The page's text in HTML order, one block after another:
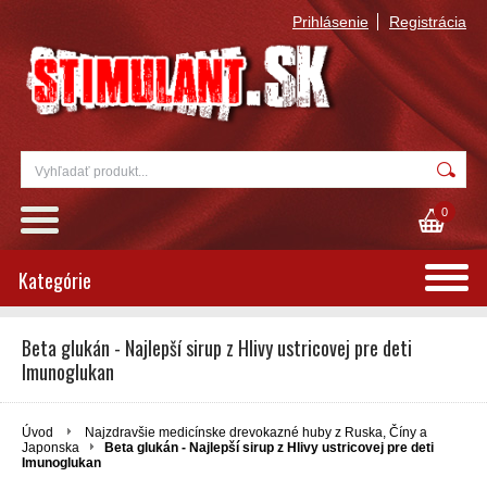
Prihlásenie Registrácia
0
Kategórie
Beta glukán - Najlepší sirup z Hlivy ustricovej pre deti
Imunoglukan
Úvod
Najzdravšie medicínske drevokazné huby z Ruska, Číny a
Japonska
Beta glukán - Najlepší sirup z Hlivy ustricovej pre deti
Imunoglukan